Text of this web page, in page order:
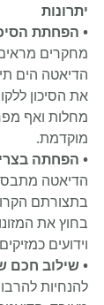
יתרונות
• הפחתת
מחקרים מראים
הדיאטה הים
את הסיכון
מחלות ואף
מוקדמת.
• הפחתה
הדיאטה
בתצורתם
בחוץ את
וידועים
• שילוב חכם
להנחיות